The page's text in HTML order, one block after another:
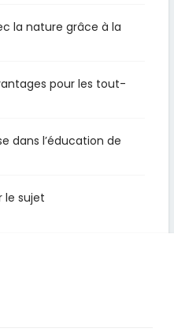
la nature grâce à la
pour les tout-
dans l’éducation de
le sujet